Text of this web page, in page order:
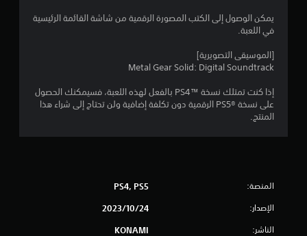
يمكن الوصول إلى الكتب المصورة الرقمية من شاشة القائمة الرئيسية
في اللعبة.
[الموسيقى التصويرية]
Metal Gear Solid: Digital Soundtrack
إذا كنت تمتلك نسخة PS4™‎ بالفعل لهذه اللعبة، فسيمكنك الحصول
على نسخة PS5®‎ الرقمية دون تكلفة إضافية ولن تحتاج إلى شراء هذا
المنتج.
المنصة: PS4, PS5
الإصدار: 24‏/10‏/2023
الناشر: KONAMI